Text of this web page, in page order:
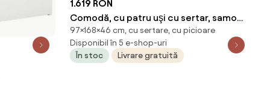
1.619 RON
Comodă, cu patru uşi cu sertar, samoa
king, KORA KK4
97×168×46 cm, cu sertare, cu picioare
Disponibil în 5 e-shop-uri
În stoc
Livrare gratuită